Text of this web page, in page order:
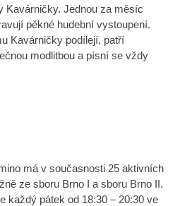
Kavárničky. Jednou za měsíc
pěkné hudební vystoupení.
Kavárničky podílejí, patří
modlitbou a písní se vždy
má v současnosti 25 aktivních
ze sboru Brno I a sboru Brno II.
každý pátek od 18:30 – 20:30 ve